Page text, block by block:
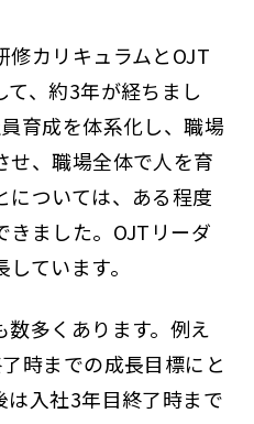
修カリキュラムとOJT
、約3年が経ちまし
育成を体系化し、職場
せ、職場全体で人を育
については、ある程度
きました。OJTリーダ
ています。
多くあります。例え
時までの成長目標にと
は入社3年目終了時まで